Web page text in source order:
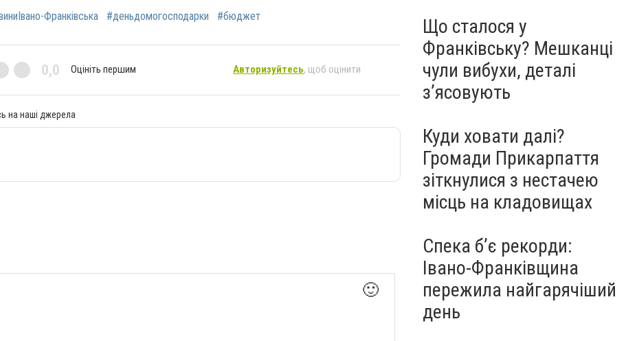
Франківська #деньдомогосподарки #бюджет
0,0 Оцініть першим Авторизуйтесь, щоб оцінити
на наші джерела
🙂
Що сталося у
Франківську? Мешканці
чули вибухи, деталі
з’ясовують
Куди ховати далі?
Громади Прикарпаття
зіткнулися з нестачею
місць на кладовищах
Спека б’є рекорди:
Івано-Франківщина
пережила найгарячіший
день